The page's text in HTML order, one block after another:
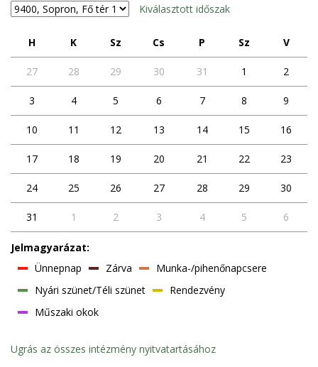
Kiválasztott időszak
h k sz cs p sz v
27 28 29 30 31 1 2
3 4 5 6 7 8 9
10 11 12 13 14 15 16
17 18 19 20 21 22 23
24 25 26 27 28 29 30
31 1 2 3 4 5 6
Jelmagyarázat:
Ünnepnap
Zárva
Munka-/pihenőnapcsere
Nyári szünet/Téli szünet
Rendezvény
Műszaki okok
Ugrás az összes intézmény nyitvatartásához